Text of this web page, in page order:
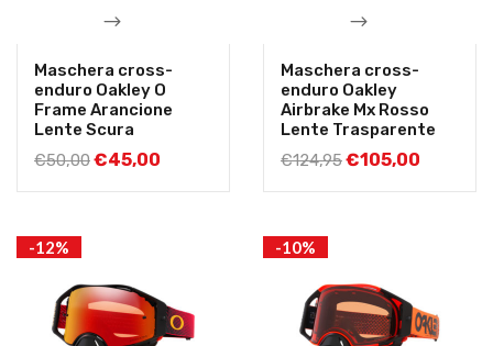
Maschera cross-
enduro Oakley O
Frame Arancione
Lente Scura
€50,00€45,00
Maschera cross-
enduro Oakley
Airbrake Mx Rosso
Lente Trasparente
€124,95€105,00
-12% -10%